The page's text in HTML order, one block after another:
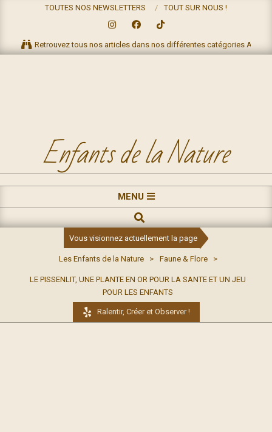
content
TOUTES NOS NEWSLETTERS TOUT SUR NOUS !
Retrouvez tous nos articles dans nos différentes catégories
Enfants de la Nature
Navigation
Menu
MENU
RECHERCHE
Vous visionnez actuellement la page
Les Enfants de la Nature > Faune & Flore >
LE PISSENLIT, UNE PLANTE EN OR POUR LA SANTE ET UN JEU
POUR LES ENFANTS
Ralentir, Créer et Observer !